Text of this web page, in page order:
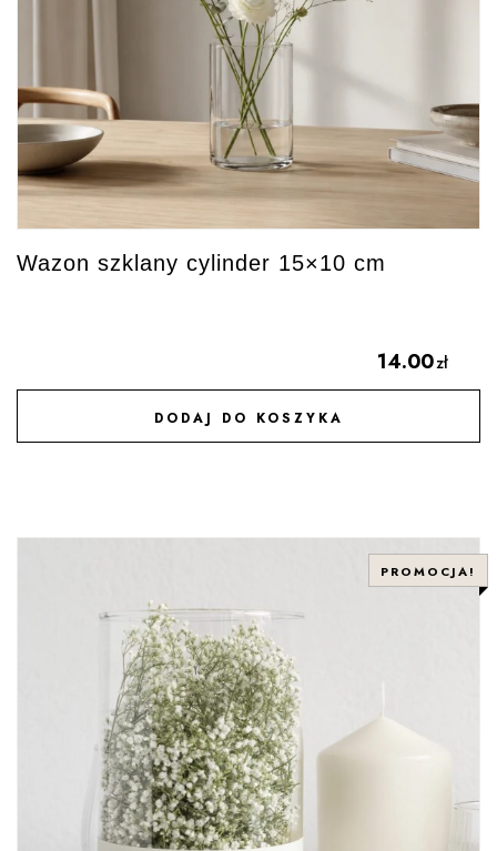
Wazon szklany cylinder 15×10 cm
14.00zł
DODAJ DO KOSZYKA
DODAJ DO ULUBIONYCH
PROMOCJA!